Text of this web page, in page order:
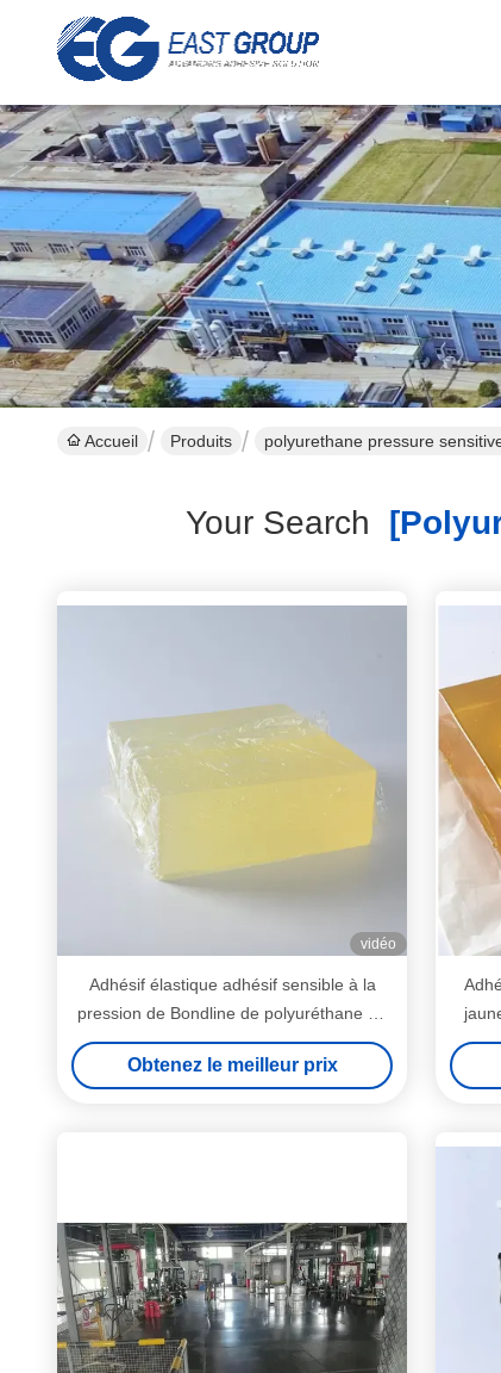
Accueil Produits polyurethane pressure
Your Search
vidéo
Adhésif élastique adhésif sensible à la
pression de Bondline de polyuréthane de
100 solides pour la bande
Obtenez le meilleur prix